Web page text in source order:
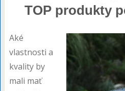
TOP produkty
Aké
vlastnosti a
kvality by
mali mať